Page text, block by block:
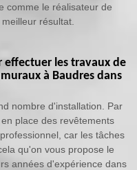
comme le réalisateur de
résultat.
effectuer les travaux de
à Baudres dans
nombre d'installation. Par
place des revêtements
car les tâches
qu'on vous propose le
années d'expérience dans